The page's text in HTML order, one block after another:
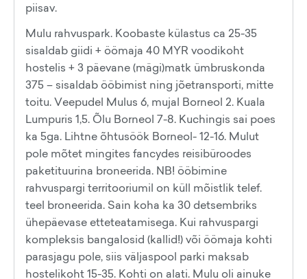
piisav.
Mulu rahvuspark. Koobaste külastus ca 25-35
sisaldab giidi + öömaja 40 MYR voodikoht
hostelis + 3 päevane (mägi)matk ümbruskonda
375 – sisaldab ööbimist ning jõetransporti, mitte
toitu. Veepudel Mulus 6, mujal Borneol 2. Kuala
Lumpuris 1,5. Õlu Borneol 7-8. Kuchingis sai poes
ka 5ga. Lihtne õhtusöök Borneol- 12-16. Mulut
pole mõtet mingites fancydes reisibüroodes
paketituurina broneerida. NB! ööbimine
rahvuspargi territooriumil on küll mõistlik telef.
teel broneerida. Sain koha ka 30 detsembriks
ühepäevase etteteatamisega. Kui rahvuspargi
kompleksis bangalosid (kallid!) või öömaja kohti
parasjagu pole, siis väljaspool parki maksab
hostelikoht 15-35. Kohti on alati. Mulu oli ainuke